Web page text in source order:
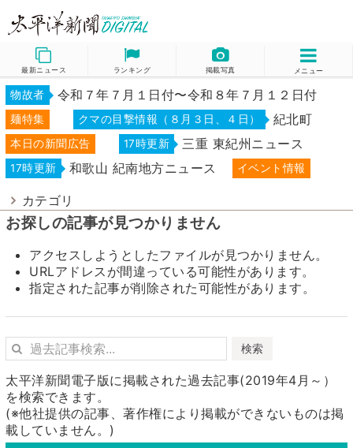
最新ニュース ランキング 掲載写真 メニュー
物故者 令和７年７月１日付〜令和８年７月１２日付
麺特集 クマの目撃情報（８月３日、４日） 紀北町
本日の新聞広告 17時更新 三重 東紀州ニュース
17時更新 和歌山 紀南地方ニュース イベント情報
カテゴリ
お探しの記事が見つかりません
アクセスしようとしたファイルが見つかりません。
URLアドレスが間違っている可能性があります。
指定された記事が削除された可能性があります。
検索
太平洋新聞電子版に掲載された過去記事(2019年4月～）
を検索できます。
(※他社提供の記事、著作権により掲載ができないものは掲
載していません。)